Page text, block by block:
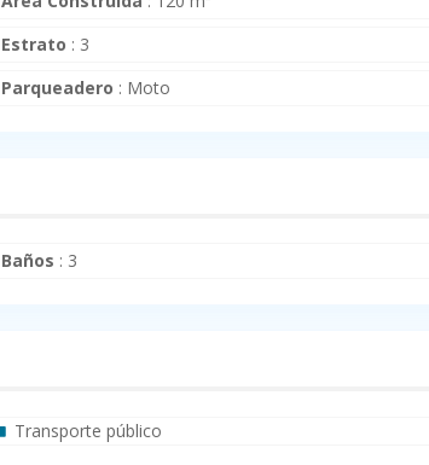
Estrato : 3
Parqueadero : Moto
Baños : 3
Transporte público